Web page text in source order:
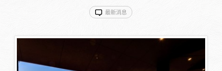
最新消息